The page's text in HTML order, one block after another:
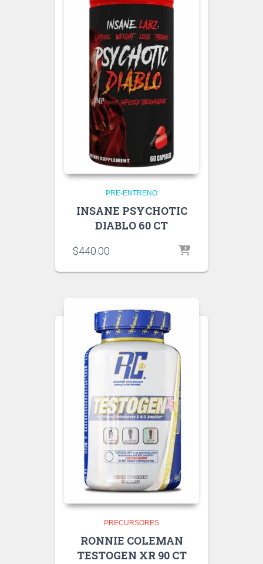
PRE-ENTRENO
INSANE PSYCHOTIC
DIABLO 60 CT
$440.00
PRECURSORES
RONNIE COLEMAN
TESTOGEN XR 90 CT